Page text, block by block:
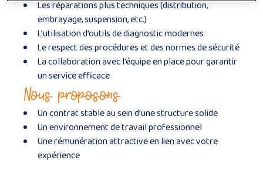
Les réparations plus techniques (distribution,
embrayage, suspension, etc.)
L’utilisation d’outils de diagnostic modernes
Le respect des procédures et des normes de sécurité
La collaboration avec l’équipe en place pour garantir
un service efficace
Nous proposons
Un contrat stable au sein d’une structure solide
Un environnement de travail professionnel
Une rémunération attractive en lien avec votre
expérience